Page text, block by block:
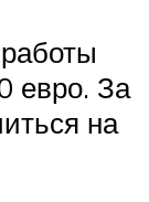
евро. За
на